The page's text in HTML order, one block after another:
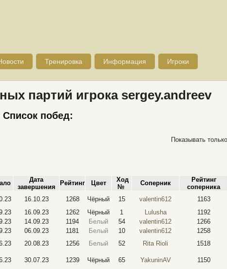
Тренировка Информация Игроки
партий игрока sergey.andreev
Список побед:
Показывать
Дата
завершения
Рейтинг Цвет
Ход
№
Соперник
Рейтинг
соперника
16.10.23 1268 Чёрный 15 valentin612 1163
16.09.23 1262 Чёрный 1 Lulusha 1192
14.09.23 1194 Белый 54 valentin612 1266
06.09.23 1181 Белый 10 valentin612 1258
20.08.23 1256 Белый 52 Rita Rioli 1518
30.07.23 1239 Чёрный 65 YakuninAV 1150